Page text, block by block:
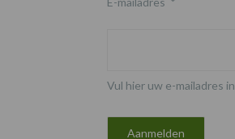
Vul hier uw e-mailadres in